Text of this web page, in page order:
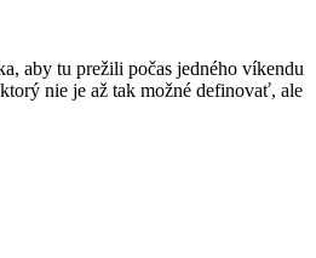
aby tu prežili počas jedného víkendu
nie je až tak možné definovať, ale